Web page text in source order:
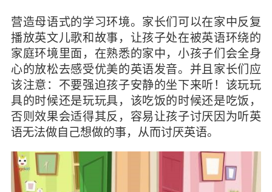
营造母语式的学习环境。家长们可以在家中反复
播放英文儿歌和故事，让孩子处在被英语环绕的
家庭环境里面，在熟悉的家中，小孩子们会全身
心的放松去感受优美的英语发音。并且家长们应
该注意：不要强迫孩子安静的坐下来听！该玩玩
具的时候还是玩玩具，该吃饭的时候还是吃饭，
否则效果会适得其反，容易让孩子讨厌因为听英
语无法做自己想做的事，从而讨厌英语。